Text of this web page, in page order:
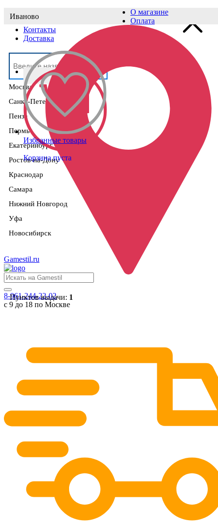
Выберите населённый пункт
Москва
Санкт-Петербург
Пенза
Пермь
Екатеринбург
Ростов-на-Дону
Краснодар
Самара
Нижний Новгород
Уфа
Новосибирск
Иваново
Пунктов выдачи: 1
О магазине
Оплата
Контакты
Доставка
Избранные товары
Корзина пуста
Gamestil.ru
8-961-244-22-02
с 9 до 18 по Москве